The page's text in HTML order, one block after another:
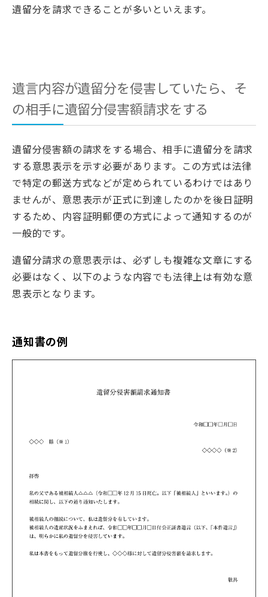
遺留分を請求できることが多いといえます。
遺言内容が遺留分を侵害していたら、そ
の相手に遺留分侵害額請求をする
遺留分侵害額の請求をする場合、相手に遺留分を請求
する意思表示を示す必要があります。この方式は法律
で特定の郵送方式などが定められているわけではあり
ませんが、意思表示が正式に到達したのかを後日証明
するため、内容証明郵便の方式によって通知するのが
一般的です。
遺留分請求の意思表示は、必ずしも複雑な文章にする
必要はなく、以下のような内容でも法律上は有効な意
思表示となります。
通知書の例